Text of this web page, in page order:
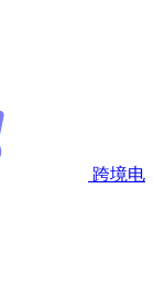
跨境电